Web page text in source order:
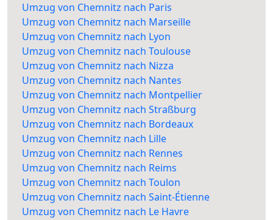
Umzug von Chemnitz nach Paris
Umzug von Chemnitz nach Marseille
Umzug von Chemnitz nach Lyon
Umzug von Chemnitz nach Toulouse
Umzug von Chemnitz nach Nizza
Umzug von Chemnitz nach Nantes
Umzug von Chemnitz nach Montpellier
Umzug von Chemnitz nach Straßburg
Umzug von Chemnitz nach Bordeaux
Umzug von Chemnitz nach Lille
Umzug von Chemnitz nach Rennes
Umzug von Chemnitz nach Reims
Umzug von Chemnitz nach Toulon
Umzug von Chemnitz nach Saint-Étienne
Umzug von Chemnitz nach Le Havre